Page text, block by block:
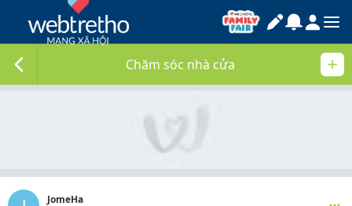
Chăm sóc nhà cửa
JomeHa